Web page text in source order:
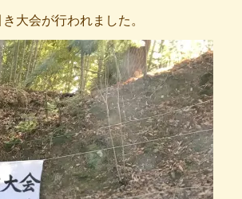
大会が行われました。